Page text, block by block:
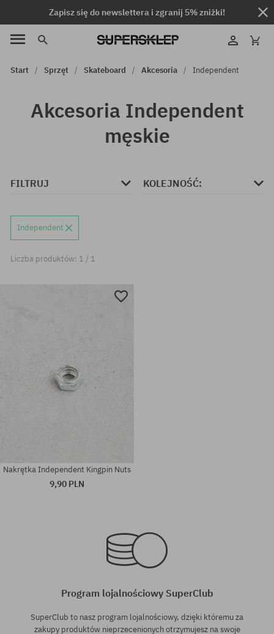
Zapisz się do newslettera i zgranij 5% zniżki!
Start Sprzęt Skateboard Akcesoria Independent
Akcesoria Independent
męskie
FILTRUJ KOLEJNOŚĆ:
Independent
Liczba produktów: 1 / 1
Nakrętka Independent Kingpin Nuts
9,90 PLN
Program lojalnościowy SuperClub
SuperClub to nasz program lojalnościowy, dzięki któremu za
zakupy produktów nieprzecenionych otrzymujesz na swoje